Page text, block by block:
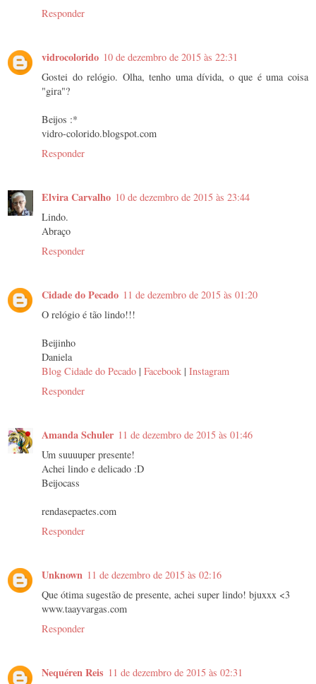
Responder
vidrocolorido 10 de dezembro de 2015 às 22:31
Gostei do relógio. Olha, tenho uma dívida, o que é uma coisa
"gira"?
Beijos :*
vidro-colorido.blogspot.com
Responder
Elvira Carvalho 10 de dezembro de 2015 às 23:44
Lindo.
Abraço
Responder
Cidade do Pecado 11 de dezembro de 2015 às 01:20
O relógio é tão lindo!!!
Beijinho
Daniela
Blog Cidade do Pecado | Facebook | Instagram
Responder
Amanda Schuler 11 de dezembro de 2015 às 01:46
Um suuuuper presente!
Achei lindo e delicado :D
Beijocass
rendasepaetes.com
Responder
Unknown 11 de dezembro de 2015 às 02:16
Que ótima sugestão de presente, achei super lindo! bjuxxx <3
www.taayvargas.com
Responder
Nequéren Reis 11 de dezembro de 2015 às 02:31